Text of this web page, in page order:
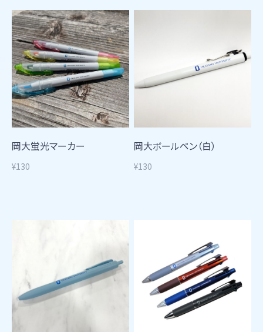
岡大蛍光マーカー
¥130
岡大ボールペン（白）
¥130